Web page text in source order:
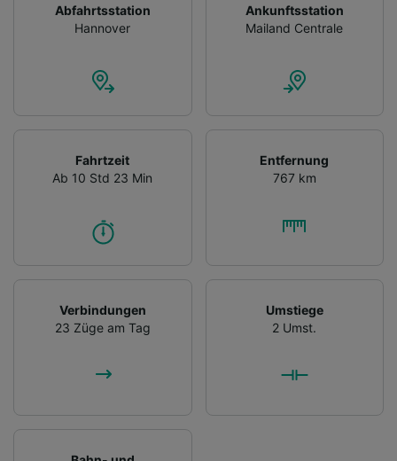
Abfahrtsstation
Hannover
Ankunftsstation
Mailand Centrale
Fahrtzeit
Ab 10 Std 23 Min
Entfernung
767 km
Verbindungen
23 Züge am Tag
Umstiege
2 Umst.